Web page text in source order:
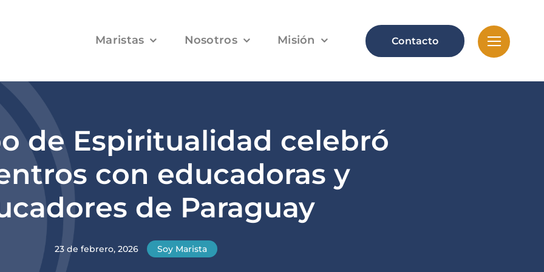
Maristas Nosotros Misión Contacto
de Espiritualidad celebró
con educadoras y
de Paraguay
23 de febrero, 2026 Soy Marista